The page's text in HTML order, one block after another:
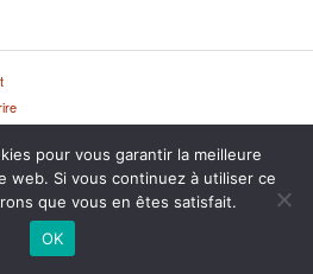
pour vous garantir la meilleure
web. Si vous continuez à utiliser ce
que vous en êtes satisfait.
OK